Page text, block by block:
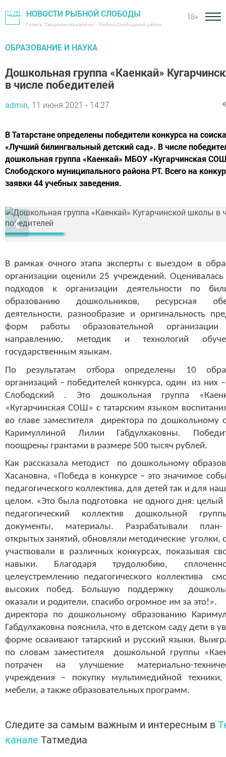
НОВОСТИ РЫБНОЙ СЛОБОДЫ
Газета "Сельские горизонты" - Рыбно-Слободский район
18+
ОБРАЗОВАНИЕ И НАУКА
Дошкольная группа «Каенкай»
в числе победителей
admin, 11 июня 2021 - 14:27
В Татарстане определены победители конкурса на
«Лучший билингвальный детский сад». В числе
дошкольная группа «Каенкай» МБОУ «Кугарчинская
Слободского муниципального района РТ. Всего на
заявки 44 учебных заведения.
❮
В рамках очного этапа эксперты с выездом в
организации оценили 25 учреждений. Оценивалась
подходов к организации деятельности по
образованию дошкольников, ресурсная
деятельности, разнообразие и оригинальность
форм работы образовательной
направлению, методик и технологий
государственным языкам.
По результатам отбора определены 10
организаций – победителей конкурса, один из них
Слободский . Это дошкольная группа
«Кугарчинская СОШ» с татарским языком
во главе заместителя директора по дошкольному
Каримуллиной Лилии Габдулхаковны.
поощрены грантами в размере 500 тысяч рублей.
Как рассказала методист по дошкольному
Хасановна, «Победа в конкурсе – это значимое
педагогического коллектива, для детей так и для
целом. «Это была подготовка не одного дня: целый
педагогический коллектив дошкольной
документы, материалы. Разрабатывали план-
открытых занятий, обновляли методические уголки,
участвовали в различных конкурсах, показывая
навыки. Благодаря трудолюбию,
целеустремлению педагогического коллектива
высоких побед. Большую поддержку
оказали и родители, спасибо огромное им за это!».
директора по дошкольному образованию
Габдулхаковна пояснила, что в детском саду дети в
форме осваивают татарский и русский языки.
по словам заместителя дошкольной группы
потрачен на улучшение материально-
учреждения – покупку мультимедийной техники,
мебели, а также образовательных программ.
Следите за самым важным и интересным в
канале Татмедиа